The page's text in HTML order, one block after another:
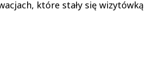
które stały się wizytówką